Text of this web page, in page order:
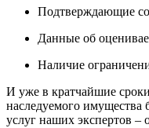
Подтверждающие
Данные об
Наличие
И уже в кратчайшие
наследуемого имущества
услуг наших экспертов –